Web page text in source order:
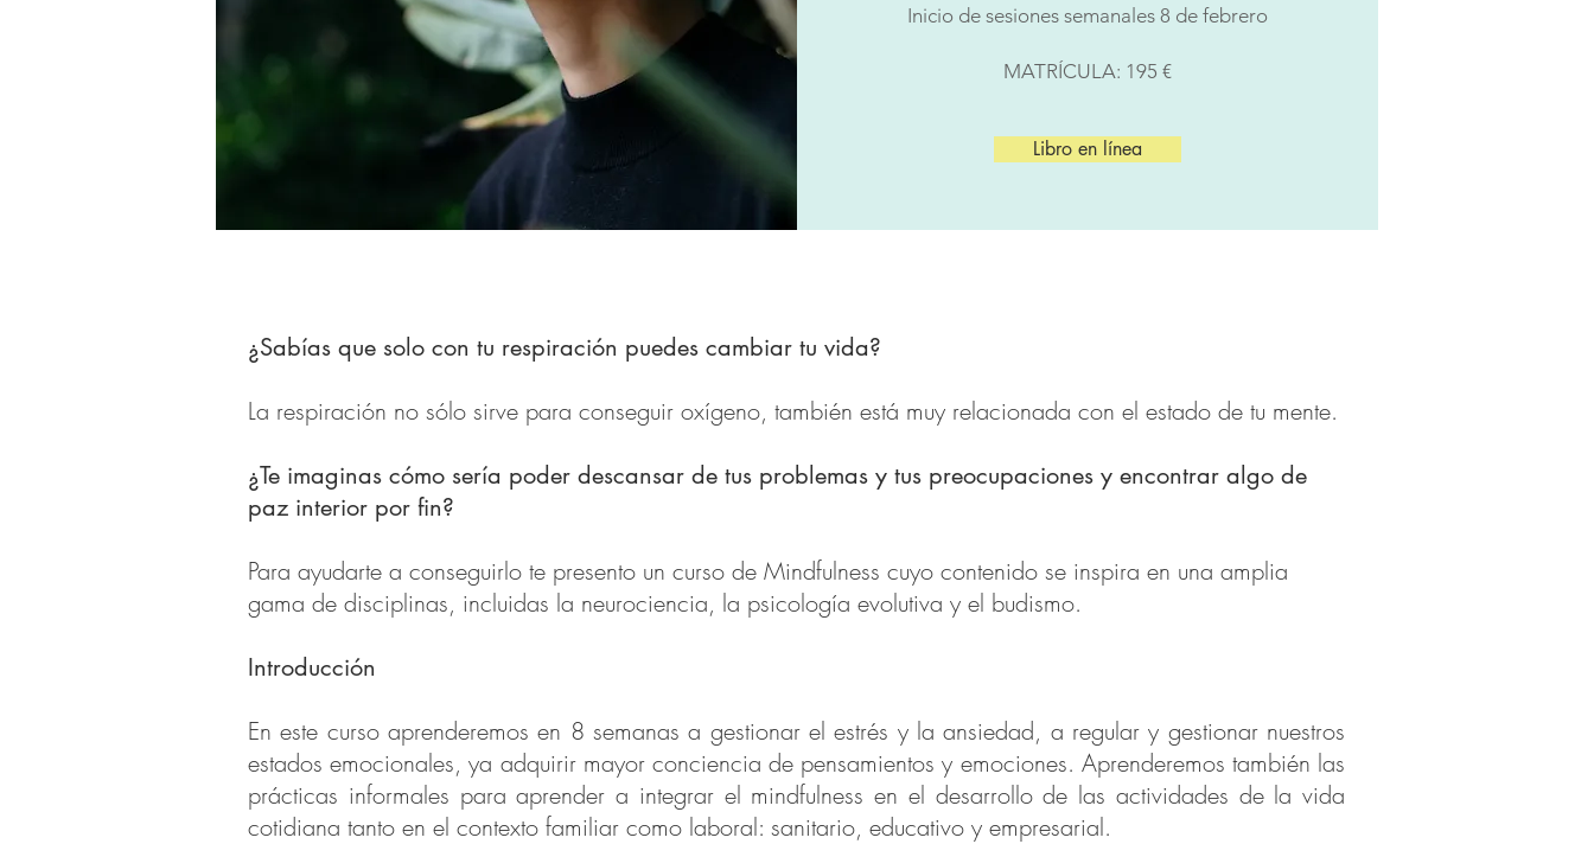
Inicio de sesiones semanales 8 de febrero
MATRÍCULA: 195 €
Libro en línea
¿Sabías que solo con tu respiración puedes cambiar tu vida?
La respiración no sólo sirve para conseguir oxígeno, también está muy relacionada con el estado de tu mente.
¿Te imaginas cómo sería poder descansar de tus problemas y tus preocupaciones y encontrar algo de
paz interior por fin?
Para ayudarte a conseguirlo te presento un curso de Mindfulness cuyo contenido se inspira en una amplia
gama de disciplinas, incluidas la neurociencia, la psicología evolutiva y el budismo.
Introducción
En este curso aprenderemos en 8 semanas a gestionar el estrés y la ansiedad, a regular y gestionar nuestros
estados emocionales, ya adquirir mayor conciencia de pensamientos y emociones. Aprenderemos también las
prácticas informales para aprender a integrar el mindfulness en el desarrollo de las actividades de la vida
cotidiana tanto en el contexto familiar como laboral: sanitario, educativo y empresarial.